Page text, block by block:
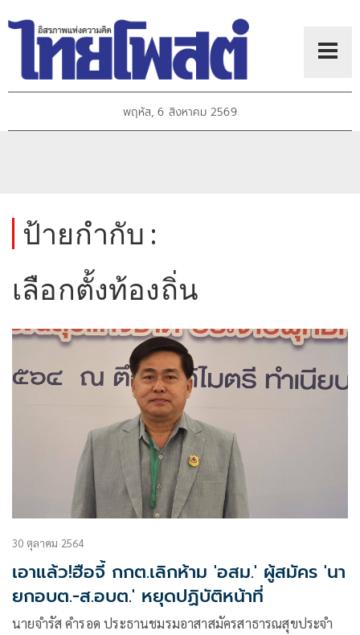
พฤหัส, 6 สิงหาคม 2569
ป้ายกำกับ :
เลือกตั้งท้องถิ่น
30 ตุลาคม 2564
เอาแล้ว!ฮือจี้ กกต.เลิกห้าม 'อสม.' ผู้สมัคร 'นา
ยกอบต.-ส.อบต.' หยุดปฏิบัติหน้าที่
นายจำรัส คำรอด ประธานชมรมอาสาสมัครสาธารณสุขประจำ